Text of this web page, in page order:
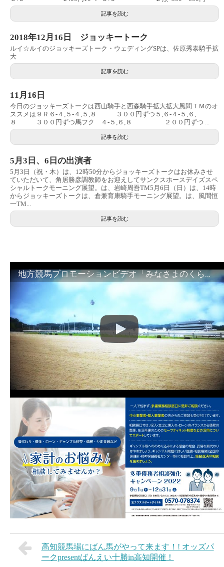
記事を読む
2018年12月16日 ジョッキートーク
ルイ☆ルイのジョッキーズトーク・ウェディングSPは、佐原秀泰騎手拡
大
記事を読む
11月16日
今日のジョッキーズトークは西山騎手と西森騎手拡大拡大風間ＴＭのオ
ススメは９Ｒ６-４,５-４,５,８ ３００円ずつ５,６-４-５,６,
８ ３００円ずつ馬フク ４-５,６,８ ２００円ずつ ...
記事を読む
5月3日、6日の出演者
5月3日（祝・木）は、12時50分からジョッキーズトークはお休みさせ
ていただいて、角居勝彦調教師をお迎えしてサンクスホースデイズスペ
シャルトークモーニング展望。は、岩崎周吾TM5月6日（日）は、14時
からジョッキーズトークは、倉兼育康騎手モーニング展望。は、風間恒
一TM...
記事を読む
地方競馬プロモーションビデオ「みなさまのくらしのために」30秒篇｜NAR公式
高知競馬場にばん馬がやって来ます！! オッズパ
ークpresentばんえい十勝in高知開催！